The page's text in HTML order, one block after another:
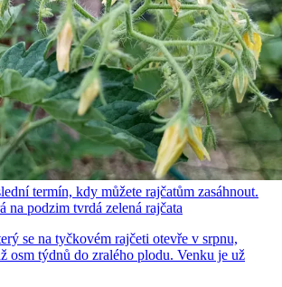
termín, kdy můžete rajčatům zasáhnout.
na podzim tvrdá zelená rajčata
se na tyčkovém rajčeti otevře v srpnu,
osm týdnů do zralého plodu. Venku je už